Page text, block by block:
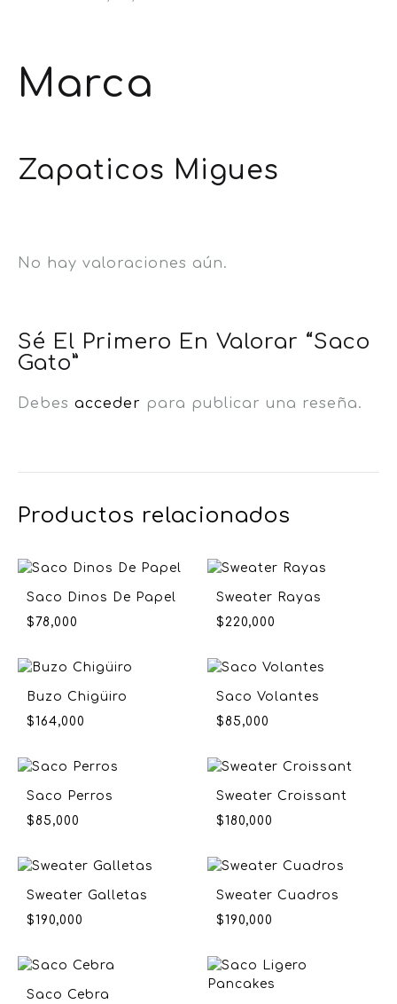
Marca
Zapaticos Migues
No hay valoraciones aún.
Sé El Primero En Valorar “Saco
Gato”
Debes acceder para publicar una reseña.
Productos relacionados
Saco Dinos De Papel
$ 78,000
Sweater Rayas
$ 220,000
Buzo Chigüiro
$164,000
Saco Volantes
$85,000
Saco Perros
$85,000
Sweater Croissant
$180,000
Sweater Galletas
$190,000
Sweater Cuadros
$190,000
Saco Cebra